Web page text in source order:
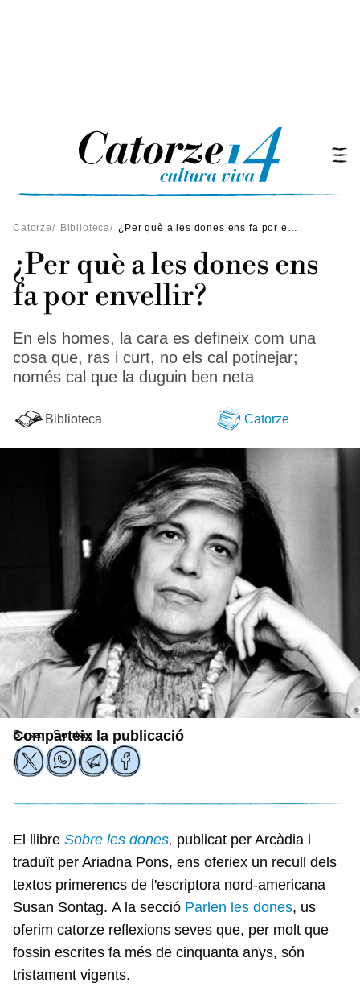
Catorze/ Biblioteca/ ¿Per què a les dones ens fa por envellir?
¿Per què a les dones ens
fa por envellir?
En els homes, la cara es defineix com una
cosa que, ras i curt, no els cal potinejar;
només cal que la duguin ben neta
Biblioteca Catorze
Susan Sontag
Comparteix la publicació
El llibre Sobre les dones, publicat per Arcàdia i
traduït per Ariadna Pons, ens oferiex un recull dels
textos primerencs de l'escriptora nord-americana
Susan Sontag. A la secció Parlen les dones, us
oferim catorze reflexions seves que, per molt que
fossin escrites fa més de cinquanta anys, són
tristament vigents.